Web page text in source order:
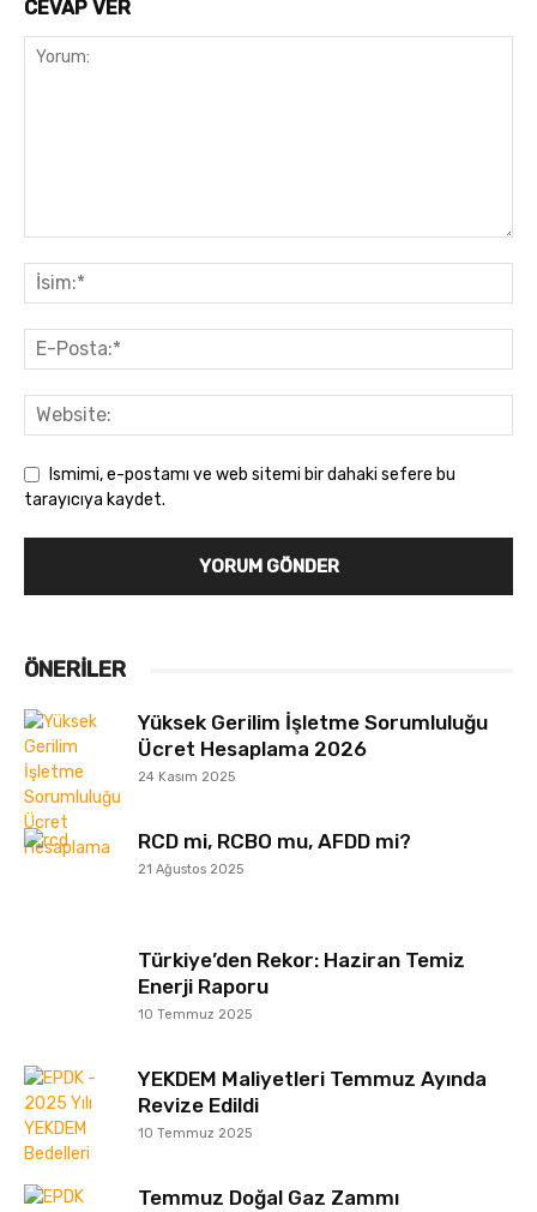
CEVAP VER
Ismimi, e-postamı ve web sitemi bir dahaki sefere bu
tarayıcıya kaydet.
ÖNERILER
Yüksek Gerilim İşletme Sorumluluğu
Ücret Hesaplama 2026
24 Kasım 2025
RCD mi, RCBO mu, AFDD mi?
21 Ağustos 2025
Türkiye’den Rekor: Haziran Temiz
Enerji Raporu
10 Temmuz 2025
YEKDEM Maliyetleri Temmuz Ayında
Revize Edildi
10 Temmuz 2025
Temmuz Doğal Gaz Zammı